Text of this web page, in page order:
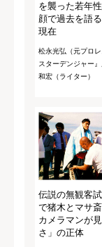
を襲った若年
顔で過去を語
現在
松永光弘（元プロレ
スターデンジャー
和宏（ライター）
伝説の無観客
で猪木とマサ
カメラマンが
さ」の正体